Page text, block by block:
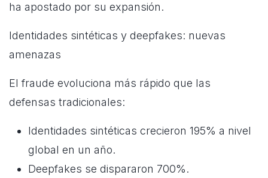
ha apostado por su expansión.
Identidades sintéticas y deepfakes: nuevas
amenazas
El fraude evoluciona más rápido que las
defensas tradicionales:
Identidades sintéticas crecieron 195% a nivel
global en un año.
Deepfakes se dispararon 700%.